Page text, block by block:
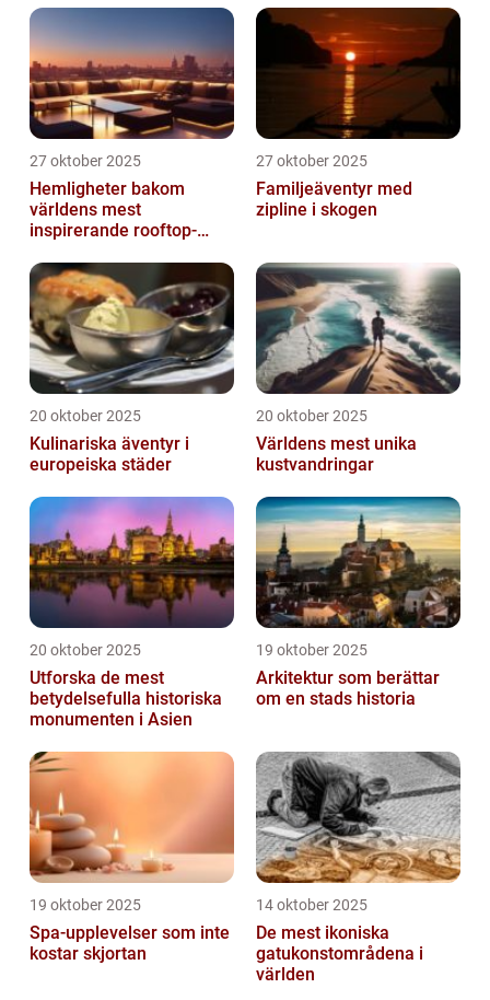
27 oktober 2025
Hemligheter bakom
världens mest
inspirerande rooftop-
27 oktober 2025
Familjeäventyr med
zipline i skogen
20 oktober 2025
Kulinariska äventyr i
europeiska städer
20 oktober 2025
Världens mest unika
kustvandringar
20 oktober 2025
Utforska de mest
betydelsefulla historiska
monumenten i Asien
19 oktober 2025
Arkitektur som berättar
om en stads historia
19 oktober 2025
Spa-upplevelser som inte
kostar skjortan
14 oktober 2025
De mest ikoniska
gatukonstområdena i
världen